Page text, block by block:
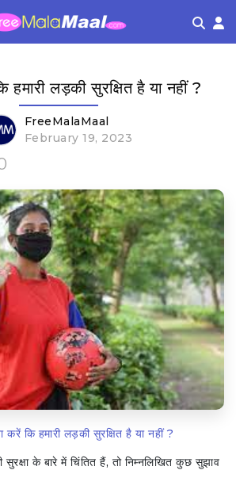
लड़की सुरक्षित है या नहीं ?
FreeMalaMaal
February 19, 2023
करें कि हमारी लड़की सुरक्षित है या नहीं ?
के बारे में चिंतित हैं, तो निम्नलिखित कुछ सुझाव
Questions